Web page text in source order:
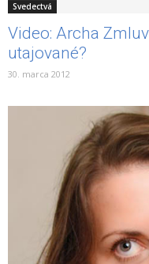
Svedectvá
Video: Archa
utajované?
30. marca 2012